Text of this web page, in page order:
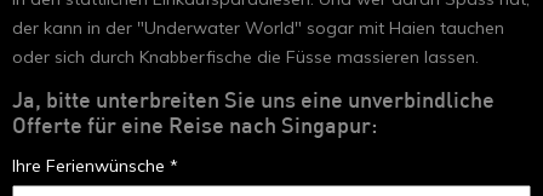
der kann in der "Underwater World" sogar mit Haien tauchen
oder sich durch Knabberfische die Füsse massieren lassen.
Ja, bitte unterbreiten Sie uns eine unverbindliche
Offerte für eine Reise nach Singapur:
Ihre Ferienwünsche *